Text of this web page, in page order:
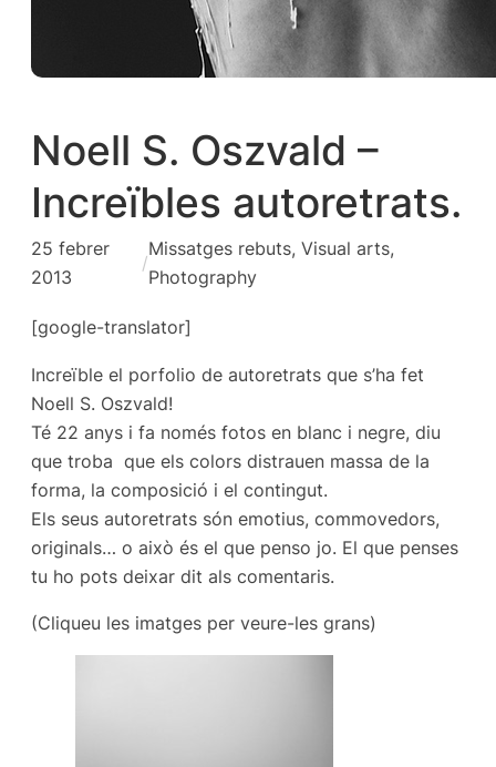
Noell S. Oszvald –
Increïbles autoretrats.
25 febrer
2013
/
Missatges rebuts, Visual arts,
Photography
[google-translator]
Increïble el porfolio de autoretrats que s’ha fet
Noell S. Oszvald!
Té 22 anys i fa només fotos en blanc i negre, diu
que troba que els colors distrauen massa de la
forma, la composició i el contingut.
Els seus autoretrats són emotius, commovedors,
originals… o això és el que penso jo. El que penses
tu ho pots deixar dit als comentaris.
(Cliqueu les imatges per veure-les grans)